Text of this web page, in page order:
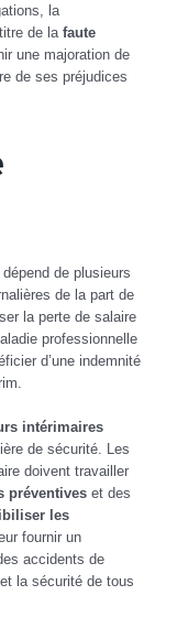
la
de la faute
une majoration de
de ses préjudices
de plusieurs
de la part de
la perte de salaire
professionnelle
d’une indemnité
intérimaires
de sécurité. Les
doivent travailler
préventives et des
les
fournir un
accidents de
la sécurité de tous